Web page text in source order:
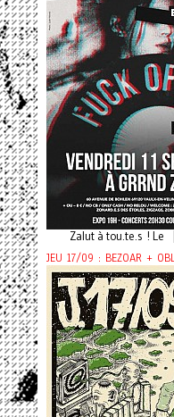
Zalut à tou.te.s ! Le
JEU 17/09 : BEZOAR +